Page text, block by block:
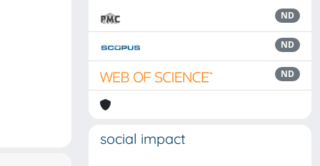
ND
ND
ND
social impact